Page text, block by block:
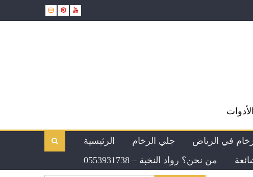
الرئيسية جلي الرخام في الرياض
من نحن؟ رواد النخبة – 0553931738